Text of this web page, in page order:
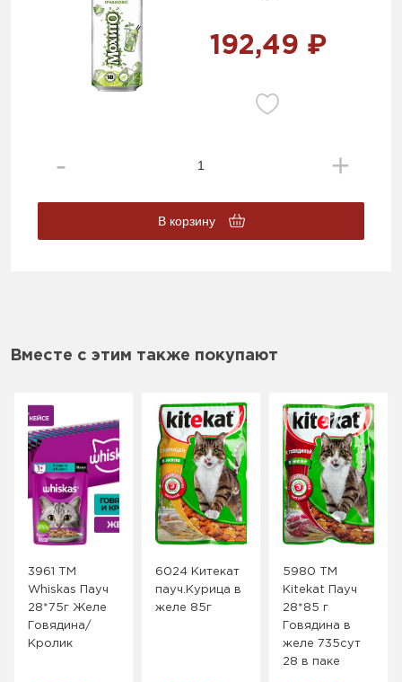
192,49 ₽
В корзину
Вместе с этим также покупают
3961 ТМ
Whiskas Пауч
28*75г Желе
Говядина/
Кролик
6024 Китекат
пауч.Курица в
желе 85г
5980 ТМ
Kitekat Пауч
28*85 г
Говядина в
желе 735сут
28 в паке